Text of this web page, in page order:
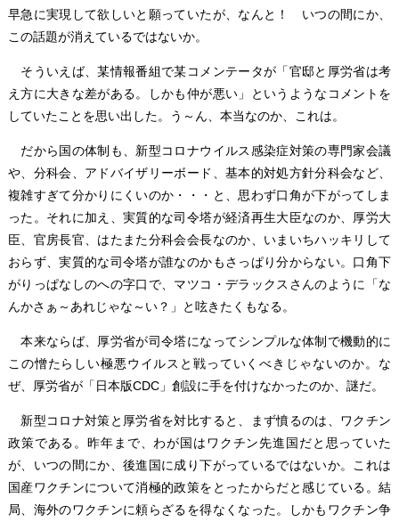
早急に実現して欲しいと願っていたが、なんと！ いつの間にか、
この話題が消えているではないか。
そういえば、某情報番組で某コメンテータが「官邸と厚労省は考
え方に大きな差がある。しかも仲が悪い」というようなコメントを
していたことを思い出した。う～ん、本当なのか、これは。
だから国の体制も、新型コロナウイルス感染症対策の専門家会議
や、分科会、アドバイザリーボード、基本的対処方針分科会など、
複雑すぎて分かりにくいのか・・・と、思わず口角が下がってしま
った。それに加え、実質的な司令塔が経済再生大臣なのか、厚労大
臣、官房長官、はたまた分科会会長なのか、いまいちハッキリして
おらず、実質的な司令塔が誰なのかもさっぱり分からない。口角下
がりっぱなしのへの字口で、マツコ・デラックスさんのように「な
んかさぁ～あれじゃな～い？」と呟きたくもなる。
本来ならば、厚労省が司令塔になってシンプルな体制で機動的に
この憎たらしい極悪ウイルスと戦っていくべきじゃないのか。な
ぜ、厚労省が「日本版CDC」創設に手を付けなかったのか、謎だ。
新型コロナ対策と厚労省を対比すると、まず憤るのは、ワクチン
政策である。昨年まで、わが国はワクチン先進国だと思っていた
が、いつの間にか、後進国に成り下がっているではないか。これは
国産ワクチンについて消極的政策をとったからだと感じている。結
局、海外のワクチンに頼らざるを得なくなった。しかもワクチン争